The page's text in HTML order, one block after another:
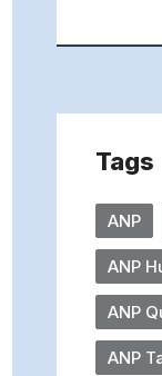
Tags
ANP
ANP
ANP
ANP